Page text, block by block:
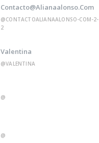
Contacto@alianaalonso.com
@CONTACTOALIANAALONSO-COM-2-
2
Valentina
@VALENTINA
@
@